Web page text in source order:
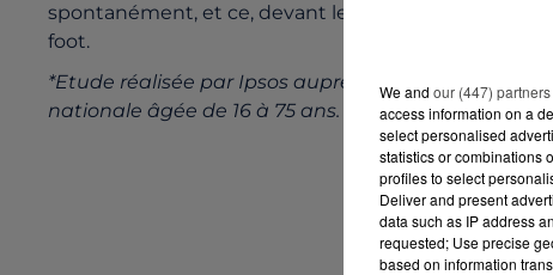
spontanément, et ce, devant le rugby et le tennis.
foot.
*Etude réalisée par Ipsos auprès d’un échantillon
nationale âgée de 16 à 75 ans. Terrain réalisé du 7
We and our (447) partners
access information on a
select personalised
statistics or combinations
profiles to select
Deliver and present
data such as IP address
requested; Use precise
based on information